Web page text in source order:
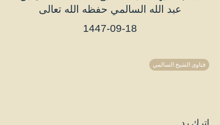
عبد الله السالمي حفظه الله تعالى
1447-09-18
فتاوى الشيخ السالمي
اترك رد